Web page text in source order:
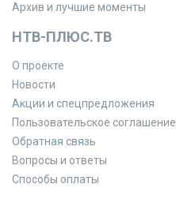
Архив и лучшие моменты
НТВ-ПЛЮС.ТВ
О проекте
Новости
Акции и спецпредложения
Пользовательское соглашение
Обратная связь
Вопросы и ответы
Способы оплаты